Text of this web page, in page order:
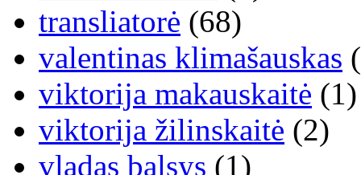
transliatorė (68)
valentinas klimašauskas
viktorija makauskaitė (1)
viktorija žilinskaitė (2)
vladas balsys (1)